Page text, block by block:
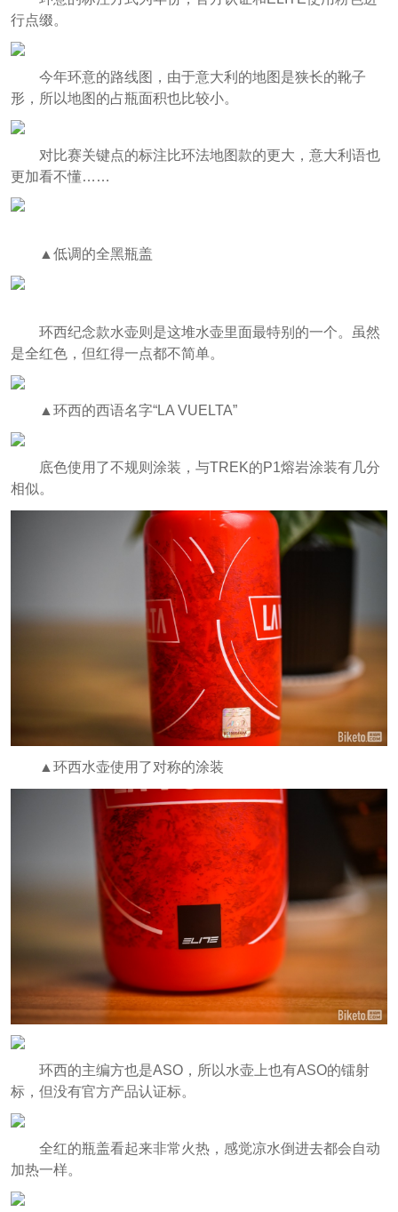
行点缀。
今年环意的路线图，由于意大利的地图是狭长的靴子
形，所以地图的占瓶面积也比较小。
对比赛关键点的标注比环法地图款的更大，意大利语也
更加看不懂……
▲低调的全黑瓶盖
环西纪念款水壶则是这堆水壶里面最特别的一个。虽然
是全红色，但红得一点都不简单。
▲环西的西语名字“LA VUELTA”
底色使用了不规则涂装，与TREK的P1熔岩涂装有几分
相似。
▲环西水壶使用了对称的涂装
环西的主编方也是ASO，所以水壶上也有ASO的镭射
标，但没有官方产品认证标。
全红的瓶盖看起来非常火热，感觉凉水倒进去都会自动
加热一样。